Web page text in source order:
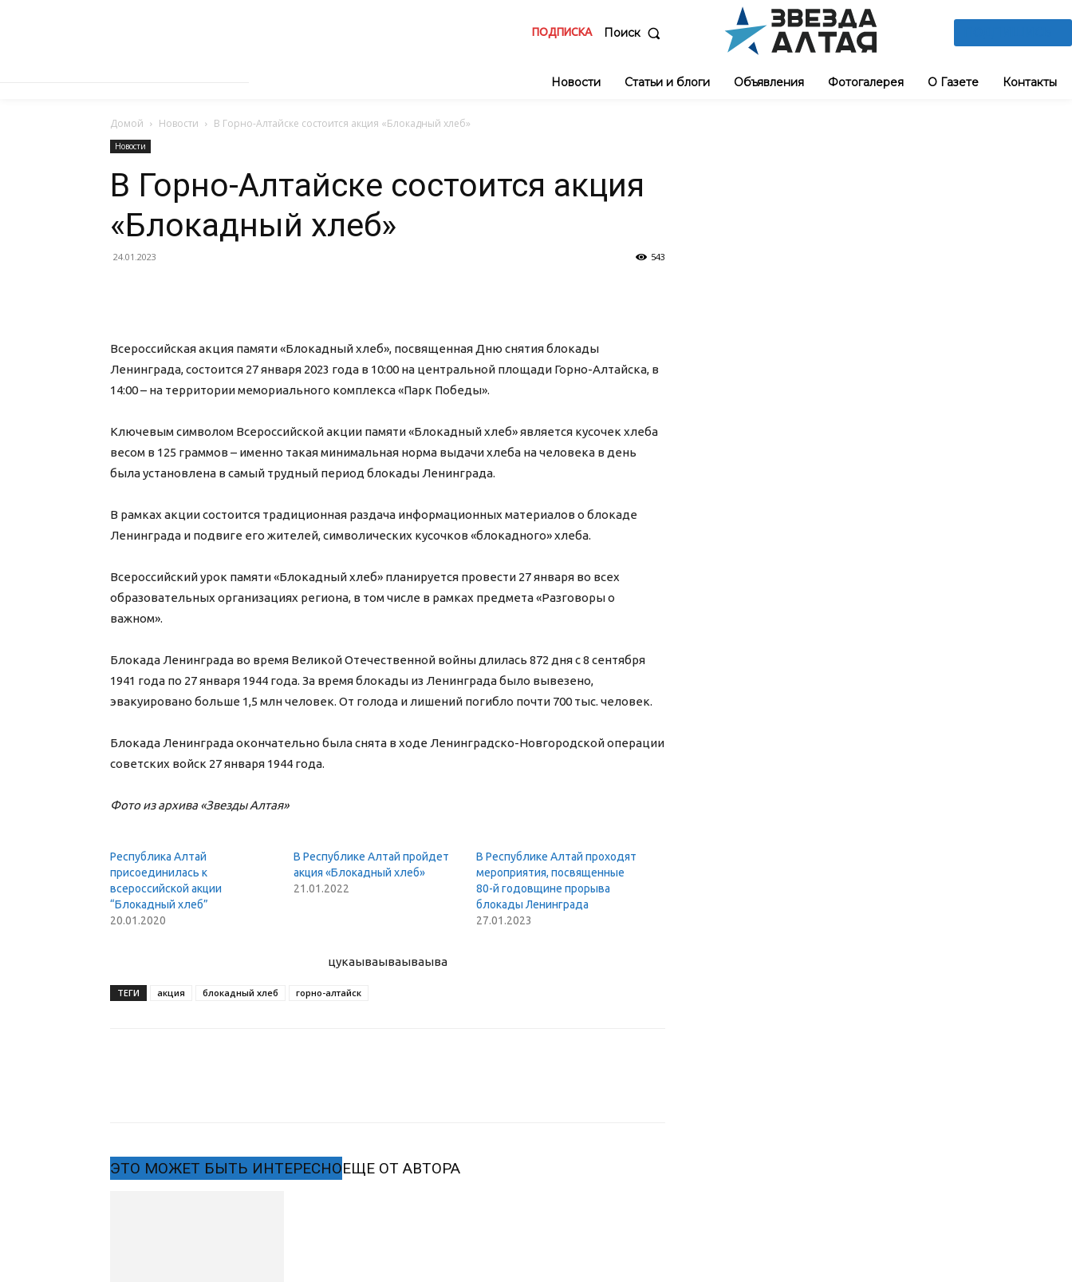
ПОДПИСКА Поиск
Новости Статьи и блоги Объявления Фотогалерея О Газете Контакты
Домой Новости В Горно-Алтайске состоится акция «Блокадный хлеб»
Новости
В Горно-Алтайске состоится акция
«Блокадный хлеб»
24.01.2023 543
Всероссийская акция памяти «Блокадный хлеб», посвященная Дню снятия блокады
Ленинграда, состоится 27 января 2023 года в 10:00 на центральной площади Горно-Алтайска, в
14:00 – на территории мемориального комплекса «Парк Победы».
Ключевым символом Всероссийской акции памяти «Блокадный хлеб» является кусочек хлеба
весом в 125 граммов – именно такая минимальная норма выдачи хлеба на человека в день
была установлена в самый трудный период блокады Ленинграда.
В рамках акции состоится традиционная раздача информационных материалов о блокаде
Ленинграда и подвиге его жителей, символических кусочков «блокадного» хлеба.
Всероссийский урок памяти «Блокадный хлеб» планируется провести 27 января во всех
образовательных организациях региона, в том числе в рамках предмета «Разговоры о
важном».
Блокада Ленинграда во время Великой Отечественной войны длилась 872 дня с 8 сентября
1941 года по 27 января 1944 года. За время блокады из Ленинграда было вывезено,
эвакуировано больше 1,5 млн человек. От голода и лишений погибло почти 700 тыс. человек.
Блокада Ленинграда окончательно была снята в ходе Ленинградско-Новгородской операции
советских войск 27 января 1944 года.
Фото из архива «Звезды Алтая»
Республика Алтай
присоединилась к
всероссийской акции
“Блокадный хлеб”
20.01.2020
В Республике Алтай пройдет
акция «Блокадный хлеб»
21.01.2022
В Республике Алтай проходят
мероприятия, посвященные
80-й годовщине прорыва
блокады Ленинграда
27.01.2023
цукаываываываыва
ТЕГИ акция блокадный хлеб горно-алтайск
ЭТО МОЖЕТ БЫТЬ ИНТЕРЕСНОЕЩЕ ОТ АВТОРА